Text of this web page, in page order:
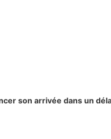
son arrivée dans un